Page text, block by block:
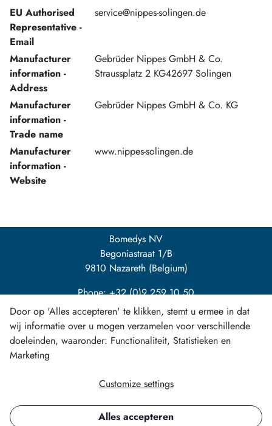
EU Authorised
Representative -
Email
service@nippes-solingen.de
Manufacturer
information -
Address
Gebrüder Nippes GmbH & Co.
Straussplatz 2 KG42697 Solingen
Manufacturer
information -
Trade name
Gebrüder Nippes GmbH & Co. KG
Manufacturer
information -
Website
www.nippes-solingen.de
Bomedys NV
Begoniastraat 1/B
9810 Nazareth (Belgium)
Phone: +32 (0)9 259 10 50
info@bomedys.be
Door op 'Alles accepteren' te klikken, stemt u ermee in dat
wij informatie over u mogen verzamelen voor verschillende
doeleinden, waaronder: Functionaliteit, Statistieken en
Marketing
Customize settings
Alles accepteren